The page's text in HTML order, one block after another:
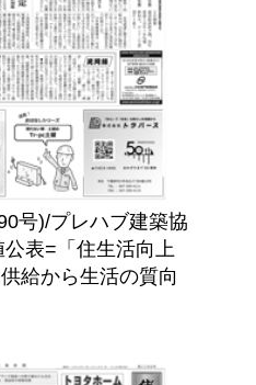
号)/プレハブ建築協
表=「住生活向上
給から生活の質向